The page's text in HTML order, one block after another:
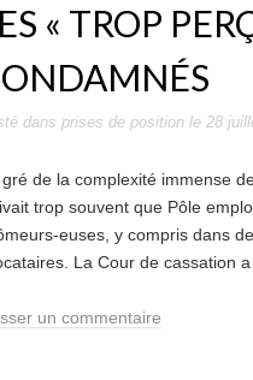
« TROP
dans prises de position le 28
de la complexité immense
trop souvent que Pôle
euses, y compris dans
La Cour de cassation
un commentaire